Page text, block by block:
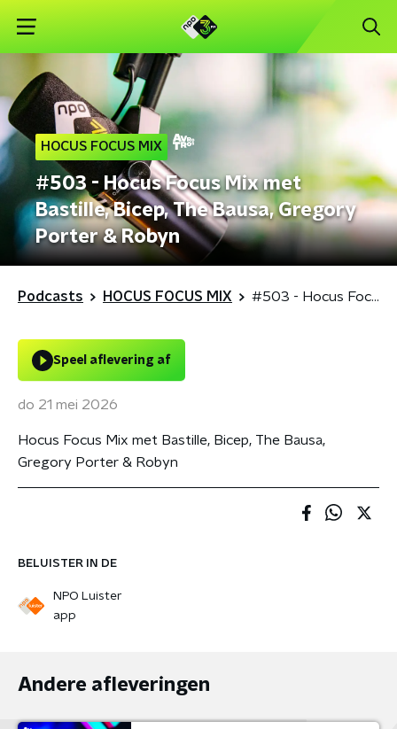
HOCUS FOCUS MIX
#503 - Hocus Focus Mix met
Bastille, Bicep, The Bausa, Gregory
Porter & Robyn
Podcasts HOCUS FOCUS MIX #503 - Hocus Focus Mix met Bastille, Bicep, The Bausa, Gregory Porter & Robyn
BELUISTER IN DE
NPO Luister
app
Speel aflevering af
do 21 mei 2026
Hocus Focus Mix met Bastille, Bicep, The Bausa,
Gregory Porter & Robyn
Andere afleveringen